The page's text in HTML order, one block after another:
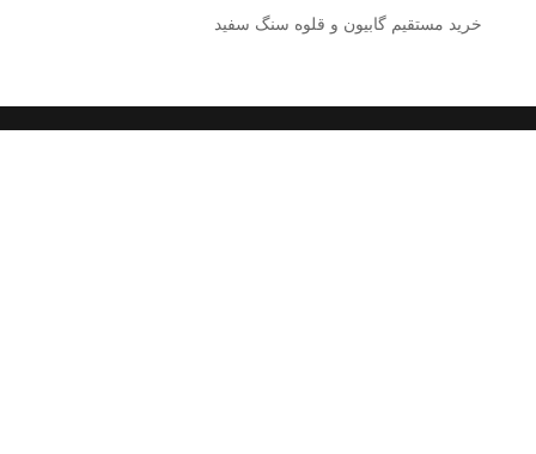
خرید مستقیم گابیون و قلوه سنگ سفید